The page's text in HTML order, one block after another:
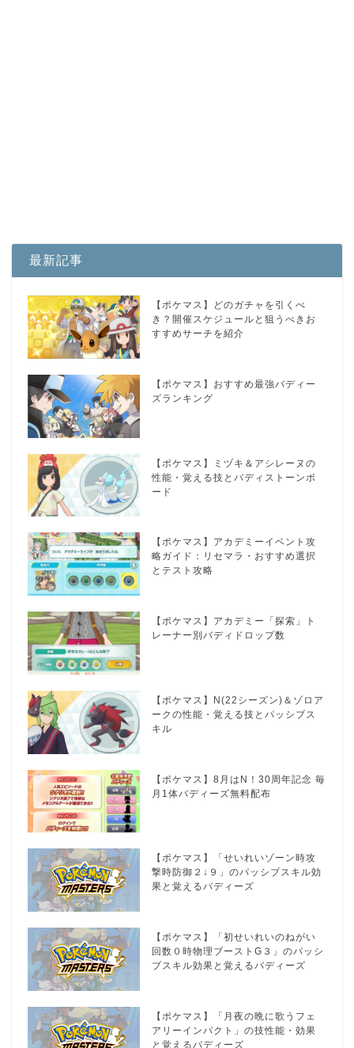
最新記事
【ポケマス】どのガチャを引くべ
き？開催スケジュールと狙うべきお
すすめサーチを紹介
【ポケマス】おすすめ最強バディー
ズランキング
【ポケマス】ミヅキ＆アシレーヌの
性能・覚える技とバディストーンボ
ード
【ポケマス】アカデミーイベント攻
略ガイド：リセマラ・おすすめ選択
とテスト攻略
【ポケマス】アカデミー「探索」ト
レーナー別バディドロップ数
【ポケマス】N(22シーズン)＆ゾロア
ークの性能・覚える技とパッシブス
キル
【ポケマス】8月はN！30周年記念 毎
月1体バディーズ無料配布
【ポケマス】「せいれいゾーン時攻
撃時防御２↓９」のパッシブスキル効
果と覚えるバディーズ
【ポケマス】「初せいれいのねがい
回数０時物理ブーストG３」のパッシ
ブスキル効果と覚えるバディーズ
【ポケマス】「月夜の晩に歌うフェ
アリーインパクト」の技性能・効果
と覚えるバディーズ